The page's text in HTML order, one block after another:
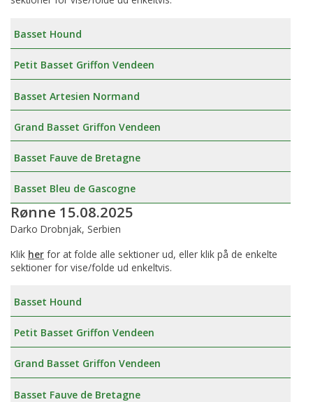
Basset Hound
Petit Basset Griffon Vendeen
Basset Artesien Normand
Grand Basset Griffon Vendeen
Basset Fauve de Bretagne
Basset Bleu de Gascogne
Rønne 15.08.2025
Darko Drobnjak, Serbien
Klik her for at folde alle sektioner ud, eller klik på de enkelte
sektioner for vise/folde ud enkeltvis.
Basset Hound
Petit Basset Griffon Vendeen
Grand Basset Griffon Vendeen
Basset Fauve de Bretagne